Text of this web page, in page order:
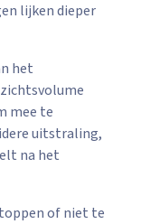
lijken dieper
het
mee te
uitstraling,
na het
of niet te